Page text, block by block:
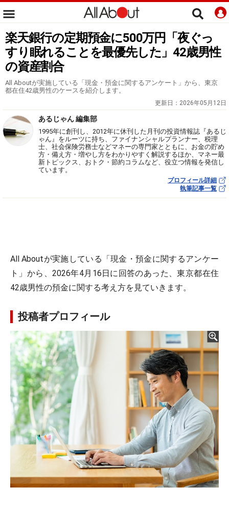
楽天銀行の定期預金に500万円「夜ぐっ
すり眠れることを最優先した」42歳男性
の資産割合
All Aboutが実施している「現金・預金に関するアンケート」から、東京
都在住42歳男性のケースを紹介します。
更新日： 2026年05月12日
あるじゃん 編集部
1995年に創刊し、2012年に休刊した月刊の投資情報誌『あるじ
ゃん』をルーツに持ち、ファイナンシャルプランナー、税理
士、社会保険労務士などマネーの専門家とともに、お金の貯め
方・備え方・増やし方をわかりやすく解説するほか、マネー最
新トピックス、おトク・節約コラムなど、役立つ情報を発信し
ています。
プロフィール詳細
執筆記事一覧
All Aboutが実施している「現金・預金に関するアンケー
ト」から、2026年4月16日に回答のあった、東京都在住
42歳男性の預金に関する考え方を見ていきます。
投稿者プロフィール